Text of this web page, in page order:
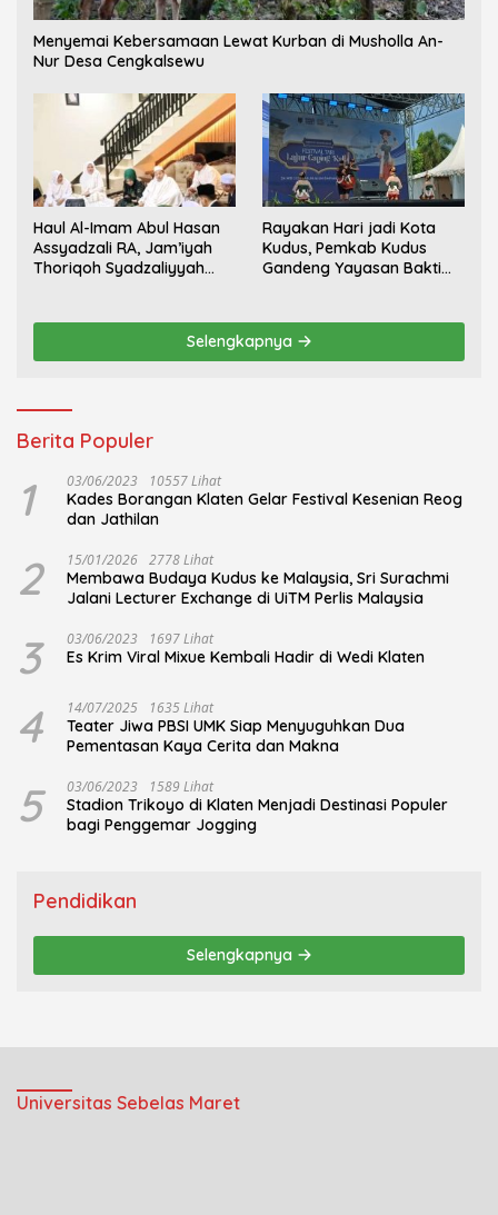
Menyemai Kebersamaan Lewat Kurban di Musholla An-
Nur Desa Cengkalsewu
Haul Al-Imam Abul Hasan
Assyadzali RA, Jam’iyah
Thoriqoh Syadzaliyyah
Rayakan Hari jadi Kota
Kudus, Pemkab Kudus
Gandeng Yayasan Bakti
Selengkapnya
Berita Populer
1 03/06/2023 10557 Lihat
Kades Borangan Klaten Gelar Festival Kesenian Reog
dan Jathilan
2 15/01/2026 2778 Lihat
Membawa Budaya Kudus ke Malaysia, Sri Surachmi
Jalani Lecturer Exchange di UiTM Perlis Malaysia
3 03/06/2023 1697 Lihat
Es Krim Viral Mixue Kembali Hadir di Wedi Klaten
4 14/07/2025 1635 Lihat
Teater Jiwa PBSI UMK Siap Menyuguhkan Dua
Pementasan Kaya Cerita dan Makna
5 03/06/2023 1589 Lihat
Stadion Trikoyo di Klaten Menjadi Destinasi Populer
bagi Penggemar Jogging
Pendidikan
Selengkapnya
Universitas Sebelas Maret